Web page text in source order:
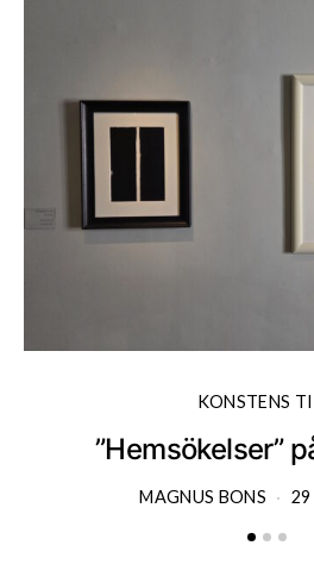
KONSTENS
”Hemsökelser”
MAGNUS BONS 29